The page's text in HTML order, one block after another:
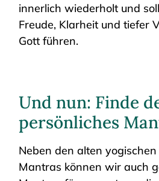
innerlich wiederholt und
Freude, Klarheit und tiefer
Gott führen.
Und nun: Finde
persönliches
Neben den alten
Mantras können wir auch